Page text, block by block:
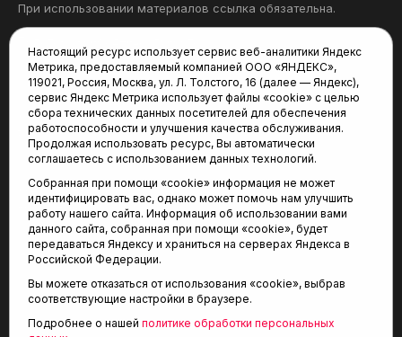
При использовании материалов ссылка обязательна.
Редакция:
625035, Тюмень, пр. Геологоразведчиков, 28А
(3452) 68-22-28
tum-arena@mail.ru
Отдел продаж:
(3452) 68-89-78
kotovaev@sibinformburo.ru
Настоящий ресурс использует сервис веб-аналитики Яндекс
Метрика, предоставляемый компанией ООО «ЯНДЕКС»,
119021, Россия, Москва, ул. Л. Толстого, 16 (далее — Яндекс),
сервис Яндекс Метрика использует файлы «cookie» с целью
сбора технических данных посетителей для обеспечения
работоспособности и улучшения качества обслуживания.
Продолжая использовать ресурс, Вы автоматически
соглашаетесь с использованием данных технологий.
Собранная при помощи «cookie» информация не может
идентифицировать вас, однако может помочь нам улучшить
работу нашего сайта. Информация об использовании вами
данного сайта, собранная при помощи «cookie», будет
передаваться Яндексу и храниться на серверах Яндекса в
Российской Федерации.
Вы можете отказаться от использования «cookie», выбрав
соответствующие настройки в браузере.
Подробнее о нашей политике обработки персональных